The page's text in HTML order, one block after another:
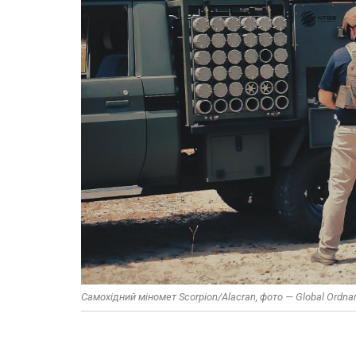
Самохідний міномет Scorpion/Alacran, фото — Global